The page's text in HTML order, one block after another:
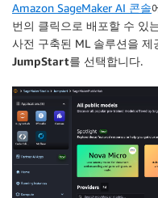
Amazon SageMaker AI 콘솔
번의 클릭으로 배포할 수 있
사전 구축된 ML 솔루션을 제
JumpStart를 선택합니다.